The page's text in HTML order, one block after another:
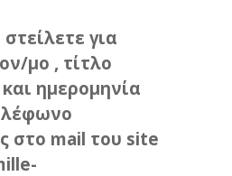
για
μο , τίτλο
ημερομηνία
στο mail του site